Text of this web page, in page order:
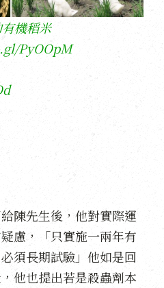
義的有機稻米
PyOOpM
實)好米
陳先生後，他對實際運
慮，「只實施一兩年有
須長期試驗」他如是回
他也提出若是殺蟲劑本